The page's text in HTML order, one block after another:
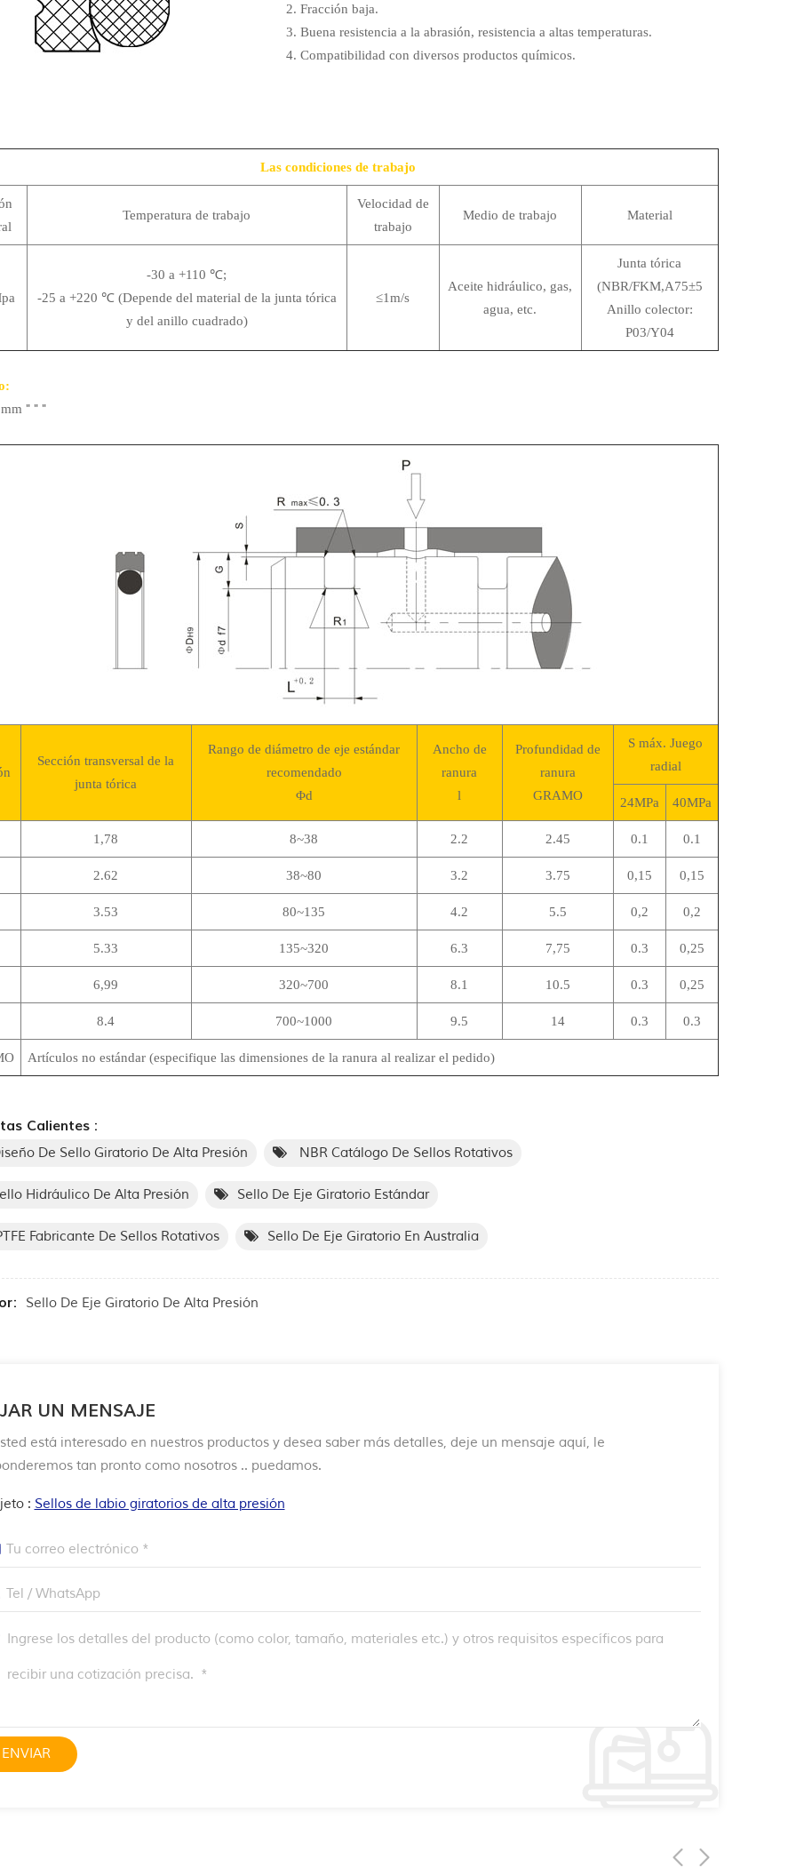
2. Fracción baja.
3. Buena resistencia a la abrasión, resistencia a altas temperaturas.
4. Compatibilidad con diversos productos químicos.
Las condiciones de trabajo
Temperatura de trabajo
Velocidad de
trabajo
Medio de trabajo Material
-30 a +110 ℃;
-25 a +220 ℃ (Depende del material de la junta tórica
y del anillo cuadrado)
≤1m/s
Aceite hidráulico, gas,
agua, etc.
Junta tórica
(NBR/FKM,A75±5
Anillo colector:
P03/Y04
" " "
Sección transversal de la
junta tórica
Rango de diámetro de eje estándar
recomendado
Φd
Ancho de
ranura
l
Profundidad de
ranura
GRAMO
S máx. Juego
radial
24MPa 40MPa
1,78 8~38 2.2 2.45 0.1 0.1
2.62 38~80 3.2 3.75 0,15 0,15
3.53 80~135 4.2 5.5 0,2 0,2
5.33 135~320 6.3 7,75 0.3 0,25
6,99 320~700 8.1 10.5 0.3 0,25
8.4 700~1000 9.5 14 0.3 0.3
Artículos no estándar (especifique las dimensiones de la ranura al realizar el pedido)
Calientes :
De Sello Giratorio De Alta Presión NBR Catálogo De Sellos Rotativos
Hidráulico De Alta Presión Sello De Eje Giratorio Estándar
Fabricante De Sellos Rotativos Sello De Eje Giratorio En Australia
Sello De Eje Giratorio De Alta Presión
UN MENSAJE
está interesado en nuestros productos y desea saber más detalles, deje un mensaje aquí, le
tan pronto como nosotros .. puedamos.
: Sellos de labio giratorios de alta presión